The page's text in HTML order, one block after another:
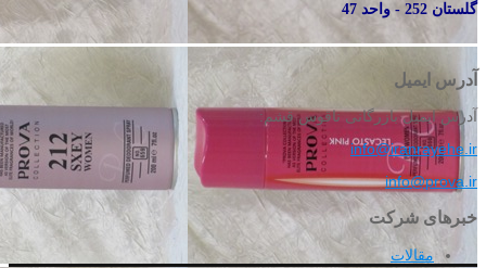
گلستان 252 - واحد 47
آدرس ایمیل
آدرس ایمیل بازرگانی ناقوس قشم:
info@iranrayehe.ir
info@prova.ir
خبرهای شرکت
مقالات